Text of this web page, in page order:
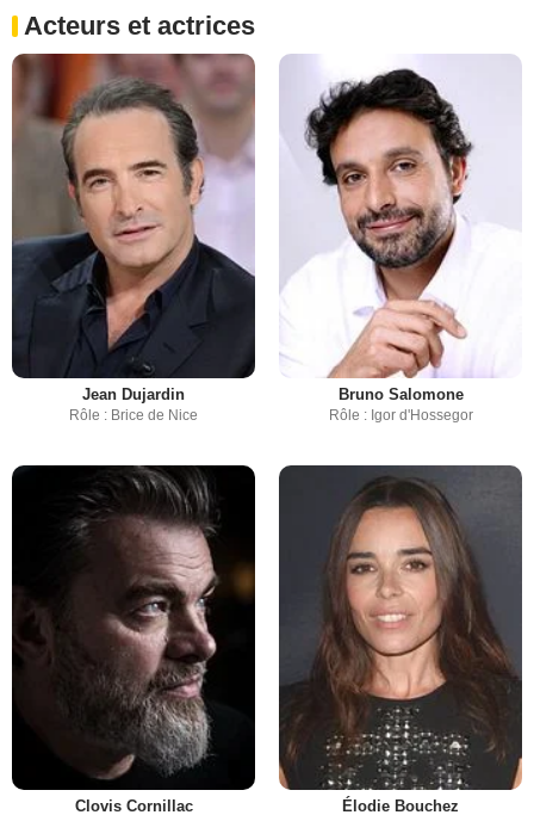
Acteurs et actrices
Jean Dujardin
Rôle : Brice de Nice
Bruno Salomone
Rôle : Igor d'Hossegor
Clovis Cornillac Élodie Bouchez